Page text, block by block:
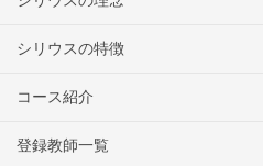
シリウスの特徴
コース紹介
登録教師一覧